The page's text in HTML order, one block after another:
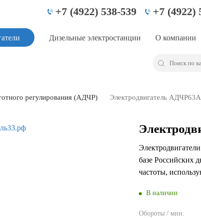
+7 (4922) 538-539 +7 (4922)
Дизельные электростанции О компании
регулирования (АДЧР) Электродвигатель
базе Российских
частоты,
В наличии
Обороты / мин.